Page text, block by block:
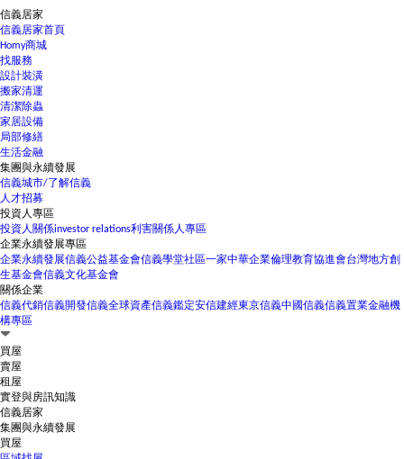
信義居家
信義居家首頁
Homy商城
找服務
設計裝潢
搬家清運
清潔除蟲
家居設備
局部修繕
生活金融
集團與永續發展
信義城市/了解信義
人才招募
投資人專區
投資人關係investor relations利害關係人專區
企業永續發展專區
企業永續發展信義公益基金會信義學堂社區一家中華企業倫理教育協進會台灣地方創
生基金會信義文化基金會
關係企業
信義代銷信義開發信義全球資產信義鑑定安信建經東京信義中國信義信義置業金融機
構專區
買屋
賣屋
租屋
實登與房訊知識
信義居家
集團與永續發展
買屋